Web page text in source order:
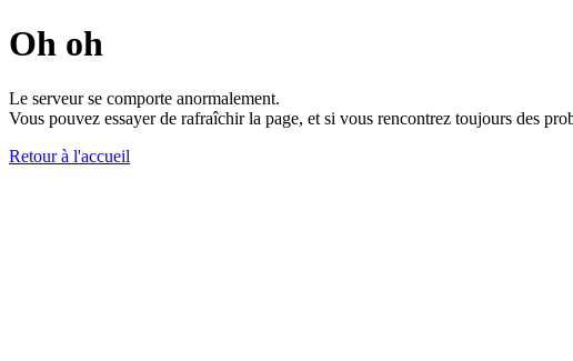
Oh oh
Le serveur se comporte anormalement.
Vous pouvez essayer de rafraîchir la page, et si vous rencontrez toujours des
Retour à l'accueil